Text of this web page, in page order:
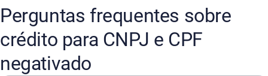
Perguntas frequentes sobre
crédito para CNPJ e CPF
negativado